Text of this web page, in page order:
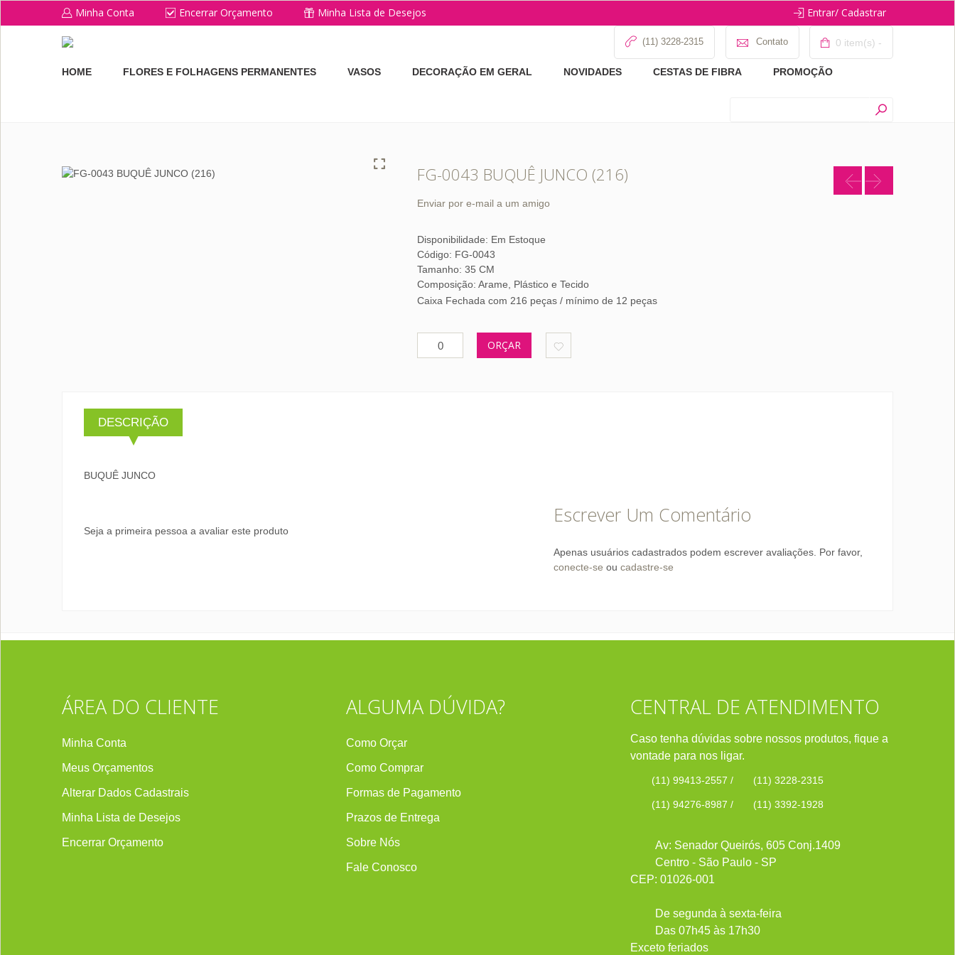
Minha Conta Encerrar Orçamento Minha Lista de Desejos Entrar/ Cadastrar
(11) 3228-2315 Contato 0 item(s) -
HOME FLORES E FOLHAGENS PERMANENTES VASOS DECORAÇÃO EM GERAL NOVIDADES CESTAS DE FIBRA PROMOÇÃO
FG-0043 BUQUÊ JUNCO (216)
Enviar por e-mail a um amigo
Disponibilidade: Em Estoque
Código: FG-0043
Tamanho: 35 CM
Composição: Arame, Plástico e Tecido
Caixa Fechada com 216 peças / mínimo de 12 peças
ORÇAR
DESCRIÇÃO
BUQUÊ JUNCO
Seja a primeira pessoa a avaliar este produto
Escrever Um Comentário
Apenas usuários cadastrados podem escrever avaliações. Por favor,
conecte-se oucadastre-se
ÁREA DO CLIENTE
Minha Conta
Meus Orçamentos
Alterar Dados Cadastrais
Minha Lista de Desejos
Encerrar Orçamento
ALGUMA DÚVIDA?
Como Orçar
Como Comprar
Formas de Pagamento
Prazos de Entrega
Sobre Nós
Fale Conosco
CENTRAL DE ATENDIMENTO
Caso tenha dúvidas sobre nossos produtos, fique a
vontade para nos ligar.
(11) 99413-2557 / (11) 3228-2315
(11) 94276-8987 / (11) 3392-1928
Av: Senador Queirós, 605 Conj.1409
Centro - São Paulo - SP
CEP: 01026-001
De segunda à sexta-feira
Das 07h45 às 17h30
Exceto feriados